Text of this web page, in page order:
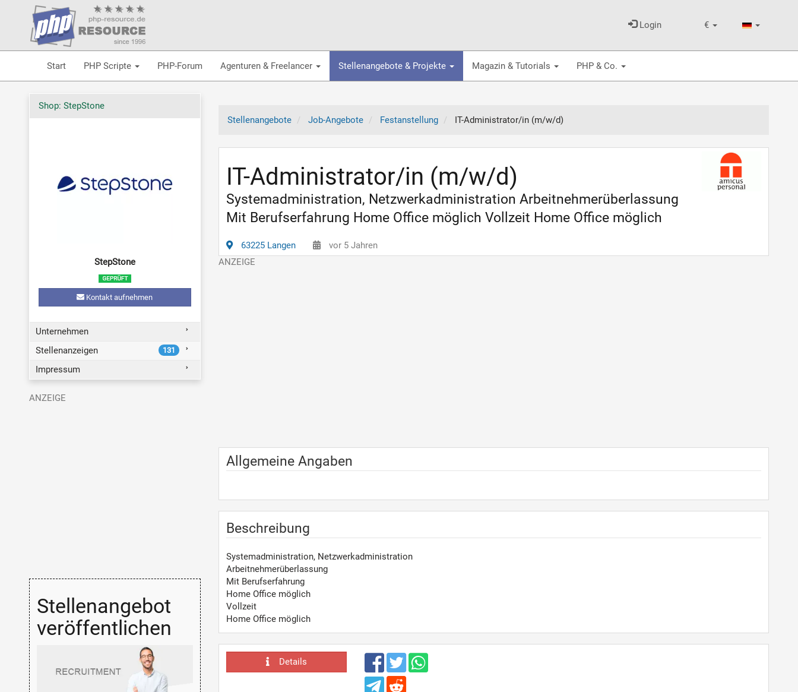
€
Login
Start PHP Scripte PHP-Forum Agenturen & Freelancer Stellenangebote & Projekte Magazin & Tutorials PHP & Co.
Stellenangebote Job-Angebote Festanstellung IT-Administrator/in (m/w/d)
IT-Administrator/in (m/w/d)
Systemadministration, Netzwerkadministration Arbeitnehmerüberlassung
Mit Berufserfahrung Home Office möglich Vollzeit Home Office möglich
63225 Langen vor 5 Jahren
Allgemeine Angaben
Beschreibung
Systemadministration, Netzwerkadministration
Arbeitnehmerüberlassung
Mit Berufserfahrung
Home Office möglich
Vollzeit
Home Office möglich
Details
Shop: StepStone
StepStone
Kontakt aufnehmen
Unternehmen
Stellenanzeigen
131
Impressum
Stellenangebot
veröffentlichen